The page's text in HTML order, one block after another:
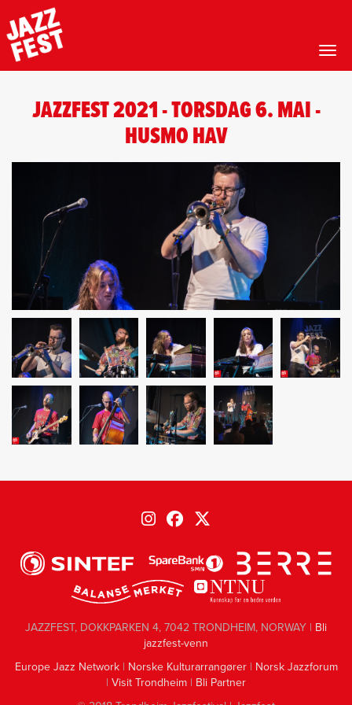
hovedinnhold
JAZZFEST 2021 - TORSDAG 6. MAI -
HUSMO HAV
JAZZFEST, DOKKPARKEN 4, 7042 TRONDHEIM, NORWAY | Bli
jazzfest-venn
Europe Jazz Network| Norske Kulturarrangører| Norsk Jazzforum
| Visit Trondheim | Bli Partner